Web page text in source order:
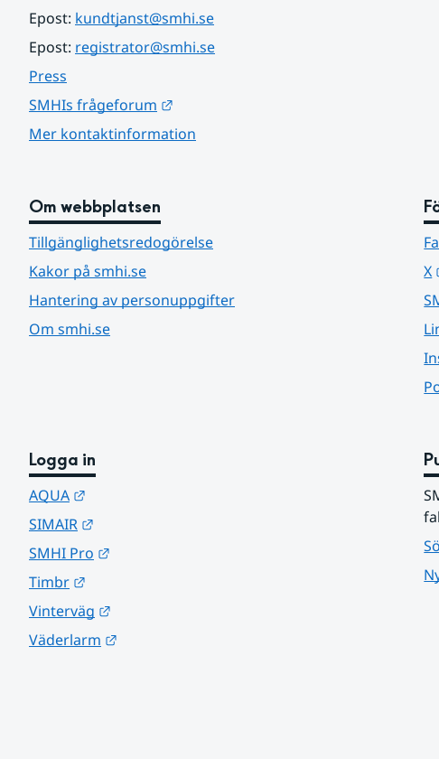
Epost: kundtjanst@smhi.se
Epost: registrator@smhi.se
Press
SMHIs frågeforum
Mer kontaktinformation
Om webbplatsen
Tillgänglighetsredogörelse
Kakor på smhi.se
Hantering av personuppgifter
Om smhi.se
X
Logga in
AQUA
SIMAIR
SMHI Pro
Timbr
Vinterväg
Väderlarm